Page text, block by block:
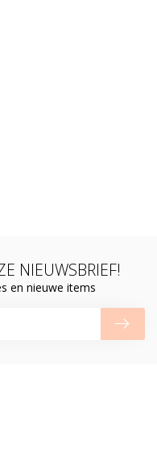
NIEUWSBRIEF!
en nieuwe items